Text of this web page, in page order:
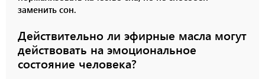
заменить сон.
Действительно ли эфирные масла могут
действовать на эмоциональное
состояние человека?